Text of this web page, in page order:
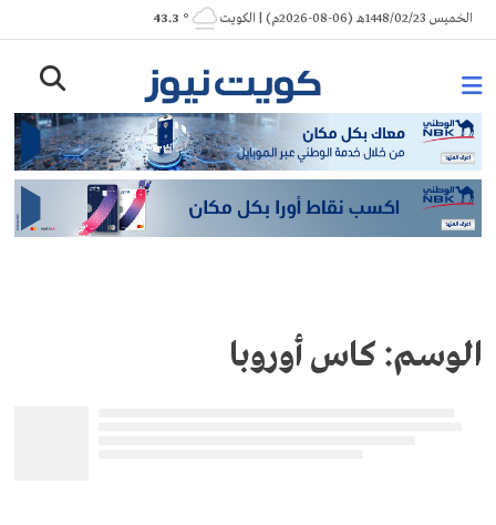
Skip
to
الخميس 1448/02/23هـ (06-08-2026م) | الكويت ° 43.3
الوسم: كاس أوروبا